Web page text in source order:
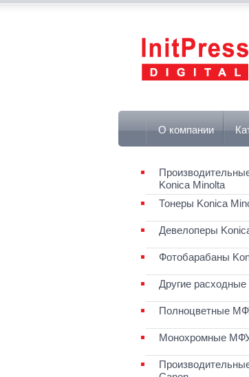
О компании
Konica Minolta
Тонеры Konica
Девелоперы
Фотобарабаны
Другие
Полноцветные
Монохромные